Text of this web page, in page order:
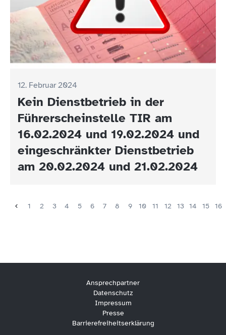
12. Februar 2024
Kein Dienstbetrieb in der
Führerscheinstelle TIR am
16.02.2024 und 19.02.2024 und
eingeschränkter Dienstbetrieb
am 20.02.2024 und 21.02.2024
1 2 3 4 5 6 7 8 9 10 11 12 13 14 15 16
Ansprechpartner
Datenschutz
Impressum
Presse
Barrierefreiheitserklärung